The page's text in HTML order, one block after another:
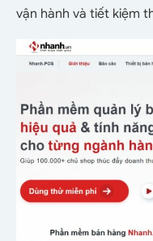
vận hành và tiết kiệm